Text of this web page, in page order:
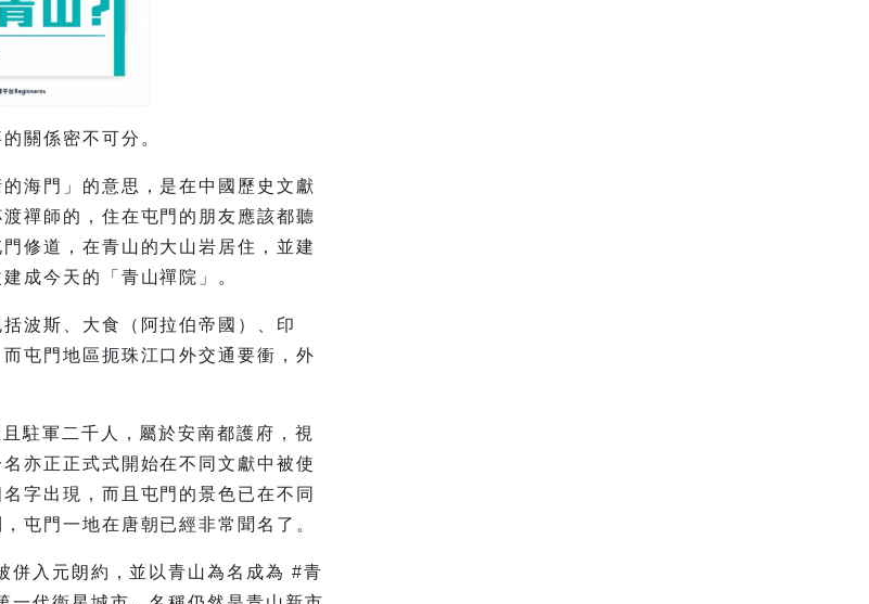
關係密不可分。
海門」的意思，是在中國歷史文獻
禪師的，住在屯門的朋友應該都聽
修道，在青山的大山岩居住，並建
成今天的「青山禪院」。
波斯、大食（阿拉伯帝國）、印
屯門地區扼珠江口外交通要衝，外
駐軍二千人，屬於安南都護府，視
亦正正式式開始在不同文獻中被使
字出現，而且屯門的景色已在不同
屯門一地在唐朝已經非常聞名了。
併入元朗約，並以青山為名成為 #青